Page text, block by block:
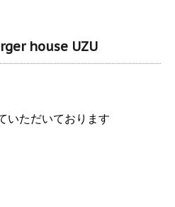
house UZU
いただいております